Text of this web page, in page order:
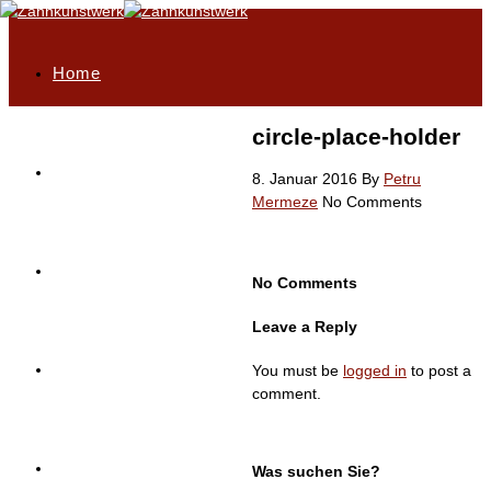
Home
circle-place-holder
8. Januar 2016 By Petru
Mermeze No Comments
No Comments
Leave a Reply
You must be logged in to post a
comment.
Was suchen Sie?